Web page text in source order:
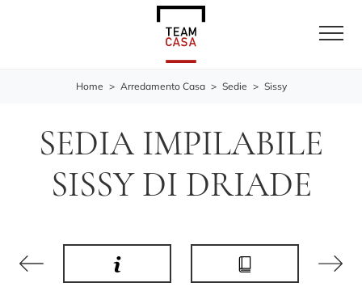
Home > Arredamento Casa > Sedie > Sissy
SEDIA IMPILABILE
SISSY DI DRIADE